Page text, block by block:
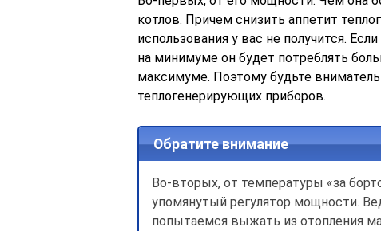
котлов. Причем снизить аппетит
использования у вас не получится.
на минимуме он будет потреблять
максимуме. Поэтому будьте
теплогенерирующих приборов.
Обратите внимание
Во-вторых, от температуры «за
упомянутый регулятор мощности.
попытаемся выжать из отопления